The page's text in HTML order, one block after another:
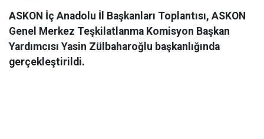
ASKON İç Anadolu İl Başkanları Toplantısı, ASKON
Genel Merkez Teşkilatlanma Komisyon Başkan
Yardımcısı Yasin Zülbaharoğlu başkanlığında
gerçekleştirildi.